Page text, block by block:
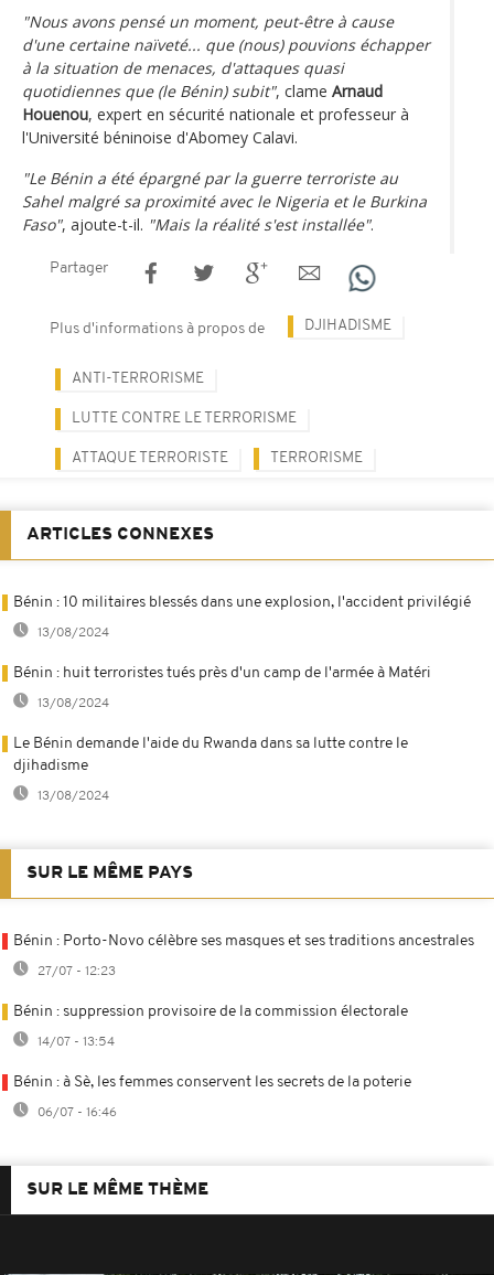
"Nous avons pensé un moment, peut-être à cause
d'une certaine naïveté... que (nous) pouvions échapper
à la situation de menaces, d'attaques quasi
quotidiennes que (le Bénin) subit", clame Arnaud
Houenou, expert en sécurité nationale et professeur à
l'Université béninoise d'Abomey Calavi.
"Le Bénin a été épargné par la guerre terroriste au
Sahel malgré sa proximité avec le Nigeria et le Burkina
Faso", ajoute-t-il. "Mais la réalité s'est installée".
Partager
Plus d'informations à propos de DJIHADISME
ANTI-TERRORISME
LUTTE CONTRE LE TERRORISME
ATTAQUE TERRORISTE TERRORISME
ARTICLES CONNEXES
Bénin : 10 militaires blessés dans une explosion, l'accident privilégié
13/08/2024
Bénin : huit terroristes tués près d'un camp de l'armée à Matéri
13/08/2024
Le Bénin demande l'aide du Rwanda dans sa lutte contre le
djihadisme
13/08/2024
SUR LE MÊME PAYS
Bénin : Porto-Novo célèbre ses masques et ses traditions ancestrales
27/07 - 12:23
Bénin : suppression provisoire de la commission électorale
14/07 - 13:54
Bénin : à Sè, les femmes conservent les secrets de la poterie
06/07 - 16:46
SUR LE MÊME THÈME